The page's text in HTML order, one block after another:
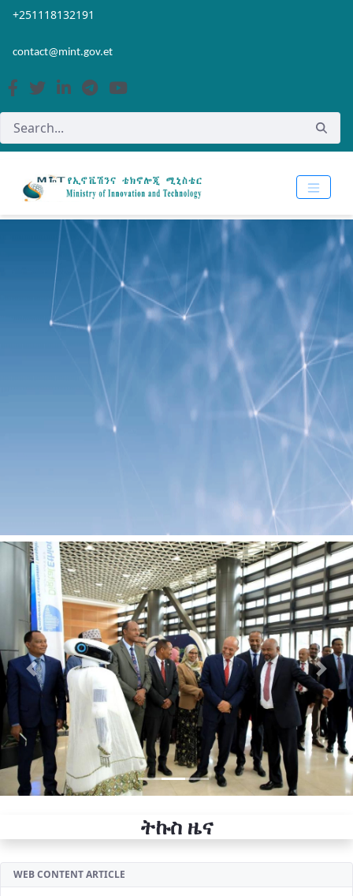
Skip to Main Content
Open Accessibility Menu
+251118132191
contact@mint.gov.et
Previous Next
ትኩስ ዜና
WEB CONTENT ARTICLE